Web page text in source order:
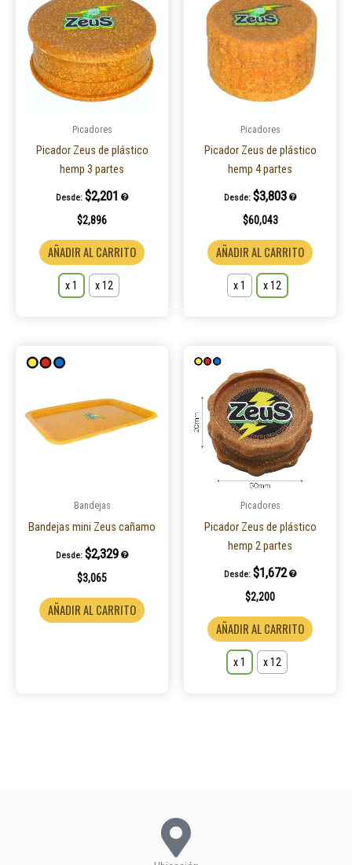
Picadores
Picador Zeus de plástico
hemp 3 partes
Desde: $2,201
$2,896
AÑADIR AL CARRITO
tiene
múltiples
variantes.
Las
elegir
x 1 x 12
Picadores
Picador Zeus de plástico
hemp 4 partes
Desde: $3,803
$60,043
AÑADIR AL CARRITO
tiene
Las
elegir
x 1 x 12
Bandejas
Bandejas mini Zeus cañamo
Desde: $2,329
$3,065
AÑADIR AL CARRITO
Picadores
Picador Zeus de plástico
hemp 2 partes
Desde: $1,672
$2,200
AÑADIR AL CARRITO
elegir
x 1 x 12